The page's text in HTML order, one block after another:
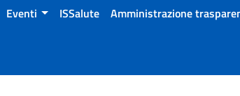
Eventi ISSalute Amministrazione